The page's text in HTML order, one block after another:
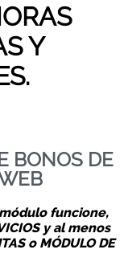
Y
BONOS DE
funcione,
y al menos
o MÓDULO DE